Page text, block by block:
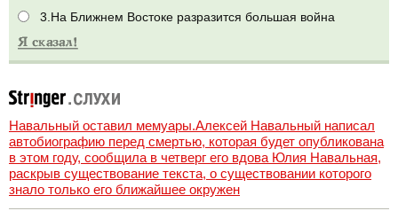
3.На Ближнем Востоке разразится большая война
Навальный оставил мемуары.Алексей Навальный написал
автобиографию перед смертью, которая будет опубликована
в этом году, сообщила в четверг его вдова Юлия Навальная,
раскрыв существование текста, о существовании которого
знало только его ближайшее окружен